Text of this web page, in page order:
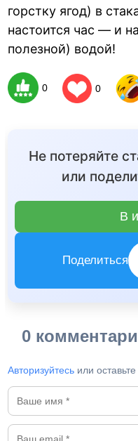
горстку ягод) в
настоится час — и
полезной) водой!
0 0
Не потеряйте
или
В
Поделиться
0
Авторизуйтесь или